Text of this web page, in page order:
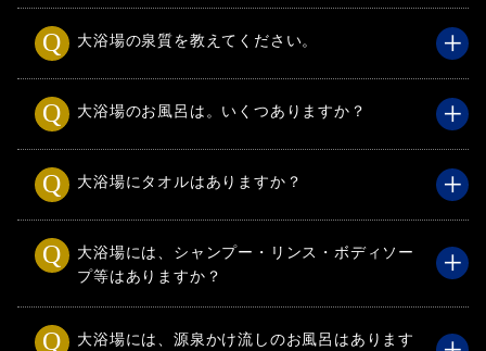
大浴場の泉質を教えてください。
大浴場のお風呂は。いくつありますか？
大浴場にタオルはありますか？
大浴場には、シャンプー・リンス・ボディソー
プ等はありますか？
大浴場には、源泉かけ流しのお風呂はあります